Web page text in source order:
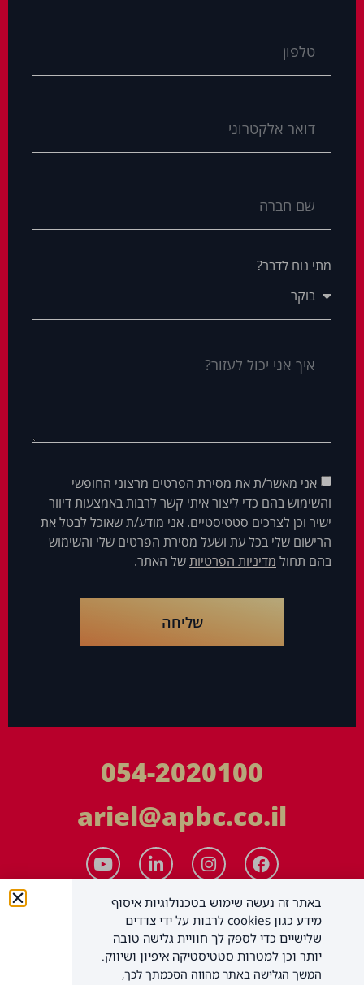
מתי נוח לדבר?
אני מאשר/ת את מסירת הפרטים מרצוני החופשי
והשימוש בהם כדי ליצור איתי קשר לרבות באמצעות דיוור
ישיר וכן לצרכים סטטיסטיים. אני מודע/ת שאוכל לבטל את
הרישום שלי בכל עת ושעל מסירת הפרטים שלי והשימוש
בהם תחול מדיניות הפרטיותשל האתר.
שליחה
054-2020100
ariel@apbc.co.il
באתר זה נעשה שימוש בטכנולוגיות איסוף
מידע כגון cookies לרבות על ידי צדדים
שלישיים כדי לספק לך חוויית גלישה טובה
יותר וכן למטרות סטטיסטיקה איפיון ושיווק.
המשך הגלישה באתר מהווה הסכמתך לכך,